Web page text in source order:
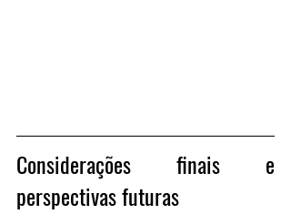
Considerações finais e
perspectivas futuras